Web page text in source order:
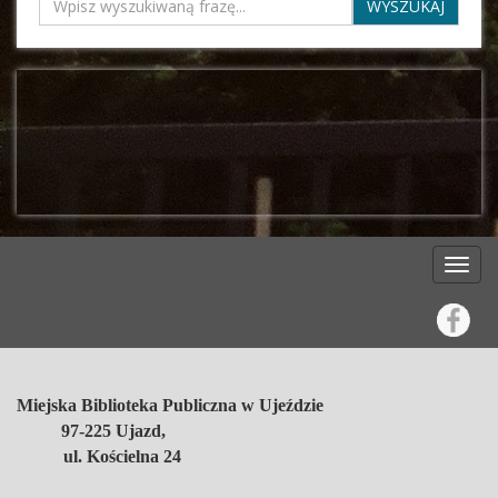
Miejska Biblioteka Publiczna w Ujeździe
97-225 Ujazd,
ul. Kościelna 24